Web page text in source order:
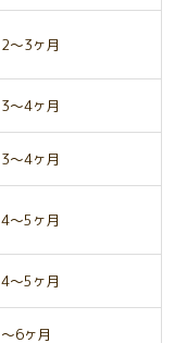
2～3ヶ月
3～4ヶ月
3～4ヶ月
4～5ヶ月
4～5ヶ月
～6ヶ月